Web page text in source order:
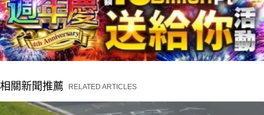
相關新聞推薦 RELATED ARTICLES